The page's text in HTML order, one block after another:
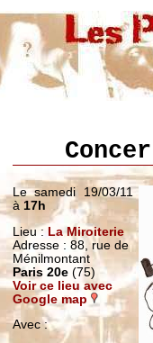
Le samedi 19/03/11
à 17h
Lieu : La Miroiterie
Adresse : 88, rue de
Ménilmontant
Paris 20e(75)
Voir ce lieu avec
Google map
Avec :